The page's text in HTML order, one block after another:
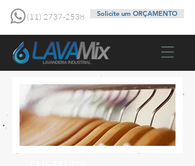
(11) 2737-2538 Solicite um ORÇAMENTO